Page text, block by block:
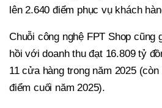
lên 2.640 điểm phục vụ khách
Chuỗi công nghệ FPT Shop cũng
hồi với doanh thu đạt 16.809 tỷ
11 cửa hàng trong năm 2025
điểm cuối năm 2025).